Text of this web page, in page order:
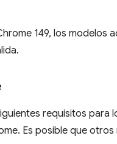
149, los modelos
requisitos
Es posible que